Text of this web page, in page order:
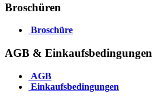
Broschüren
Broschüre
AGB & Einkaufsbedingungen
AGB
Einkaufsbedingungen